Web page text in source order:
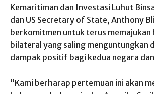
Kemaritiman dan Investasi Luhut
dan US Secretary of State, Anthony
berkomitmen untuk terus memajukan
bilateral yang saling menguntungkan
dampak positif bagi kedua negara
“Kami berharap pertemuan ini akan